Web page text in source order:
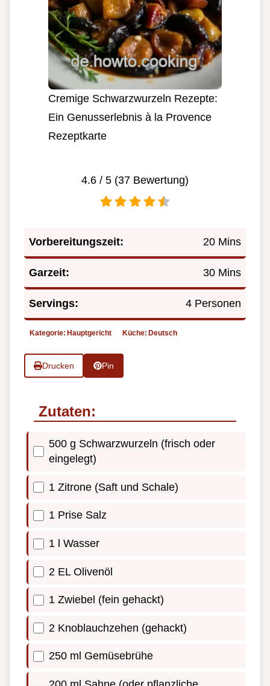
Cremige Schwarzwurzeln Rezepte:
Ein Genusserlebnis à la Provence
Rezeptkarte
4.6 / 5 (37 Bewertung)
Vorbereitungszeit: 20 Mins
Garzeit: 30 Mins
Servings: 4 Personen
Kategorie: Hauptgericht Küche: Deutsch
Drucken Pin
Zutaten:
500 g Schwarzwurzeln (frisch oder
eingelegt)
1 Zitrone (Saft und Schale)
1 Prise Salz
1 l Wasser
2 EL Olivenöl
1 Zwiebel (fein gehackt)
2 Knoblauchzehen (gehackt)
250 ml Gemüsebrühe